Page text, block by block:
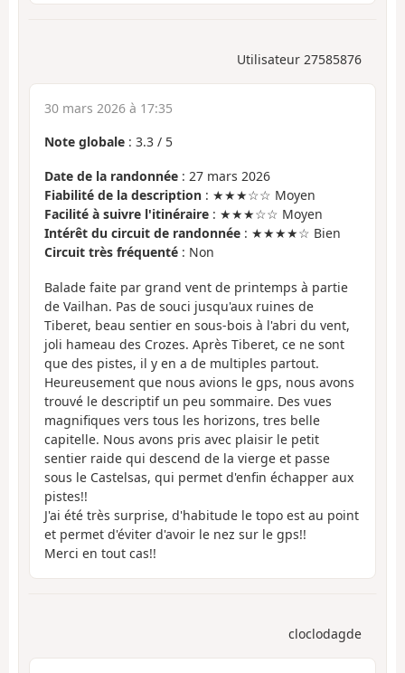
Utilisateur 27585876
30 mars 2026 à 17:35
Note globale : 3.3 / 5
Date de la randonnée : 27 mars 2026
Fiabilité de la description : ★★★☆☆ Moyen
Facilité à suivre l'itinéraire : ★★★☆☆ Moyen
Intérêt du circuit de randonnée : ★★★★☆ Bien
Circuit très fréquenté : Non
Balade faite par grand vent de printemps à partie
de Vailhan. Pas de souci jusqu'aux ruines de
Tiberet, beau sentier en sous-bois à l'abri du vent,
joli hameau des Crozes. Après Tiberet, ce ne sont
que des pistes, il y en a de multiples partout.
Heureusement que nous avions le gps, nous avons
trouvé le descriptif un peu sommaire. Des vues
magnifiques vers tous les horizons, tres belle
capitelle. Nous avons pris avec plaisir le petit
sentier raide qui descend de la vierge et passe
sous le Castelsas, qui permet d'enfin échapper aux
pistes!!
J'ai été très surprise, d'habitude le topo est au point
et permet d'éviter d'avoir le nez sur le gps!!
Merci en tout cas!!
cloclodagde